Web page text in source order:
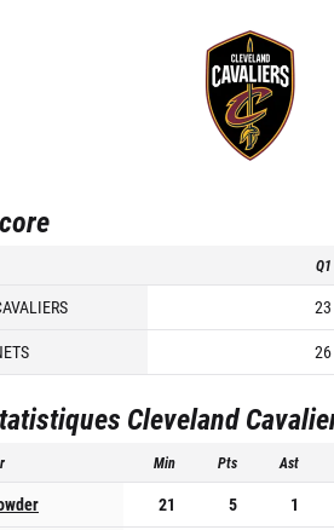
Q1
23
26
Cleveland
Min Pts Ast
21 5 1